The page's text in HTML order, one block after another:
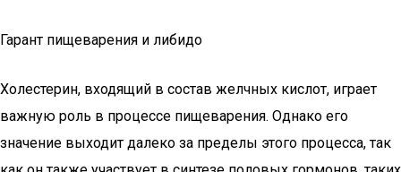
Гарант пищеварения и либидо
Холестерин, входящий в состав желчных кислот, играет
важную роль в процессе пищеварения. Однако его
значение выходит далеко за пределы этого процесса, так